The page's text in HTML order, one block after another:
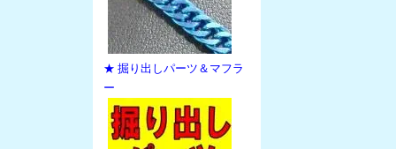
★ 掘り出しパーツ＆マフラ
ー